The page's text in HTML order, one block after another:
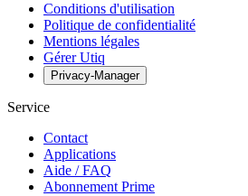
Conditions d'utilisation
Politique de confidentialité
Mentions légales
Gérer Utiq
Privacy-Manager
Service
Contact
Applications
Aide / FAQ
Abonnement Prime